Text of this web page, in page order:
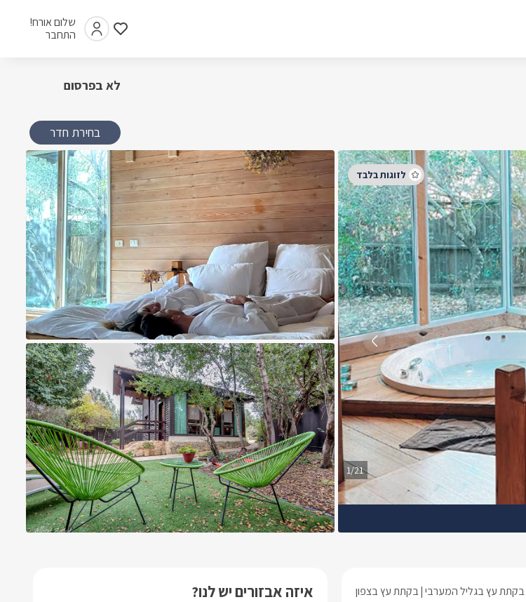
שלום אורח!
התחבר
לא בפרסום
בחירת חדר
1/21
בקתת עץ בגליל המערבי בקתת עץ בצפון איזה אבזורים יש לנו?